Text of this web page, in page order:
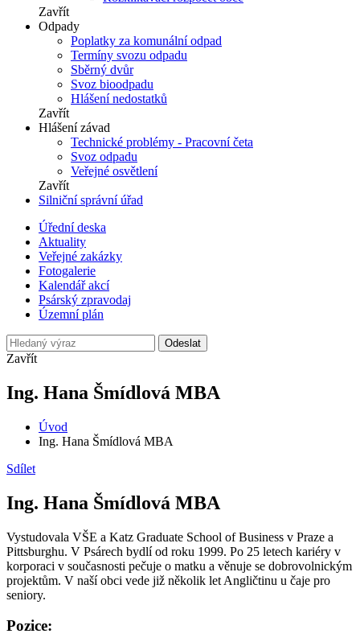
Zavřít
Odpady
Poplatky za komunální odpad
Termíny svozu odpadu
Sběrný dvůr
Svoz bioodpadu
Hlášení nedostatků
Zavřít
Hlášení závad
Technické problémy - Pracovní četa
Svoz odpadu
Veřejné osvětlení
Zavřít
Silniční správní úřad
Úřední deska
Aktuality
Veřejné zakázky
Fotogalerie
Kalendář akcí
Psárský zpravodaj
Územní plán
Odeslat
Zavřít
Ing. Hana Šmídlová MBA
Úvod
Ing. Hana Šmídlová MBA
Sdílet
Ing. Hana Šmídlová MBA
Vystudovala VŠE a Katz Graduate School of Business v Praze a
Pittsburghu. V Psárech bydlí od roku 1999. Po 25 letech kariéry v
korporaci v současnosti pečuje o matku a věnuje se dobrovolnickým
projektům. V naší obci vede již několik let Angličtinu u čaje pro
seniory.
Pozice: